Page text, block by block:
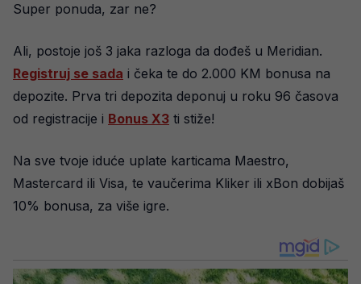
Super ponuda, zar ne?
Ali, postoje još 3 jaka razloga da dođeš u Meridian.
Registruj se sada i čeka te do 2.000 KM bonusa na
depozite. Prva tri depozita deponuj u roku 96 časova
od registracije i Bonus X3 ti stiže!
Na sve tvoje iduće uplate karticama Maestro,
Mastercard ili Visa, te vaučerima Kliker ili xBon dobijaš
10% bonusa, za više igre.